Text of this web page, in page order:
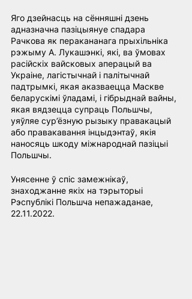
Яго дзейнасць на сённяшні дзень
адназначна пазіцыянуе спадара
Рачкова як перакананага прыхільніка
рэжыму А. Лукашэнкі, які, ва ўмовах
расійскіх вайсковых аперацый ва
Украіне, лагістычнай і палітычнай
падтрымкі, якая аказваецца Маскве
беларускімі ўладамі, і гібрыднай вайны,
якая вядзецца супраць Польшчы,
уяўляе сур’ёзную рызыку правакацый
або правакавання інцыдэнтаў, якія
наносяць шкоду міжнароднай пазіцыі
Польшчы.
Унясенне ў спіс замежнікаў,
знаходжанне якіх на тэрыторыі
Рэспублікі Польшча непажаданае,
22.11.2022.